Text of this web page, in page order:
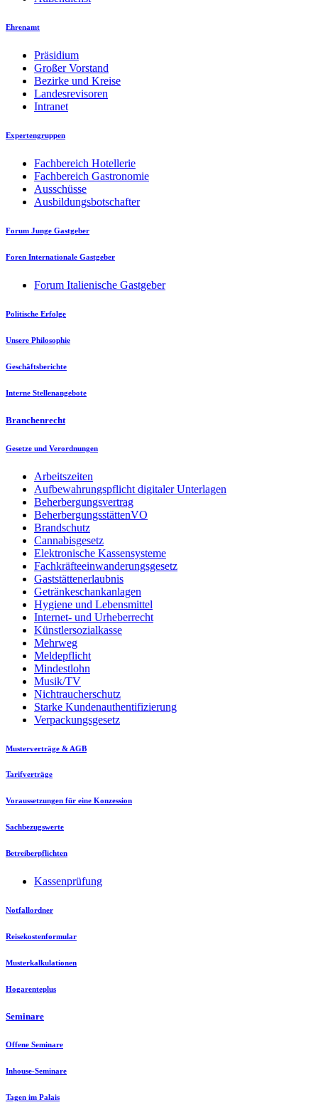
Ehrenamt
Präsidium
Großer Vorstand
Bezirke und Kreise
Landesrevisoren
Intranet
Expertengruppen
Fachbereich Hotellerie
Fachbereich Gastronomie
Ausschüsse
Ausbildungsbotschafter
Forum Junge Gastgeber
Foren Internationale Gastgeber
Forum Italienische Gastgeber
Politische Erfolge
Unsere Philosophie
Geschäftsberichte
Interne Stellenangebote
Branchenrecht
Gesetze und Verordnungen
Arbeitszeiten
Aufbewahrungspflicht digitaler Unterlagen
Beherbergungsvertrag
BeherbergungsstättenVO
Brandschutz
Cannabisgesetz
Elektronische Kassensysteme
Fachkräfteeinwanderungsgesetz
Gaststättenerlaubnis
Getränkeschankanlagen
Hygiene und Lebensmittel
Internet- und Urheberrecht
Künstlersozialkasse
Mehrweg
Meldepflicht
Mindestlohn
Musik/TV
Nichtraucherschutz
Starke Kundenauthentifizierung
Verpackungsgesetz
Musterverträge & AGB
Tarifverträge
Voraussetzungen für eine Konzession
Sachbezugswerte
Betreiberpflichten
Kassenprüfung
Notfallordner
Reisekostenformular
Musterkalkulationen
Hogarenteplus
Seminare
Offene Seminare
Inhouse-Seminare
Tagen im Palais